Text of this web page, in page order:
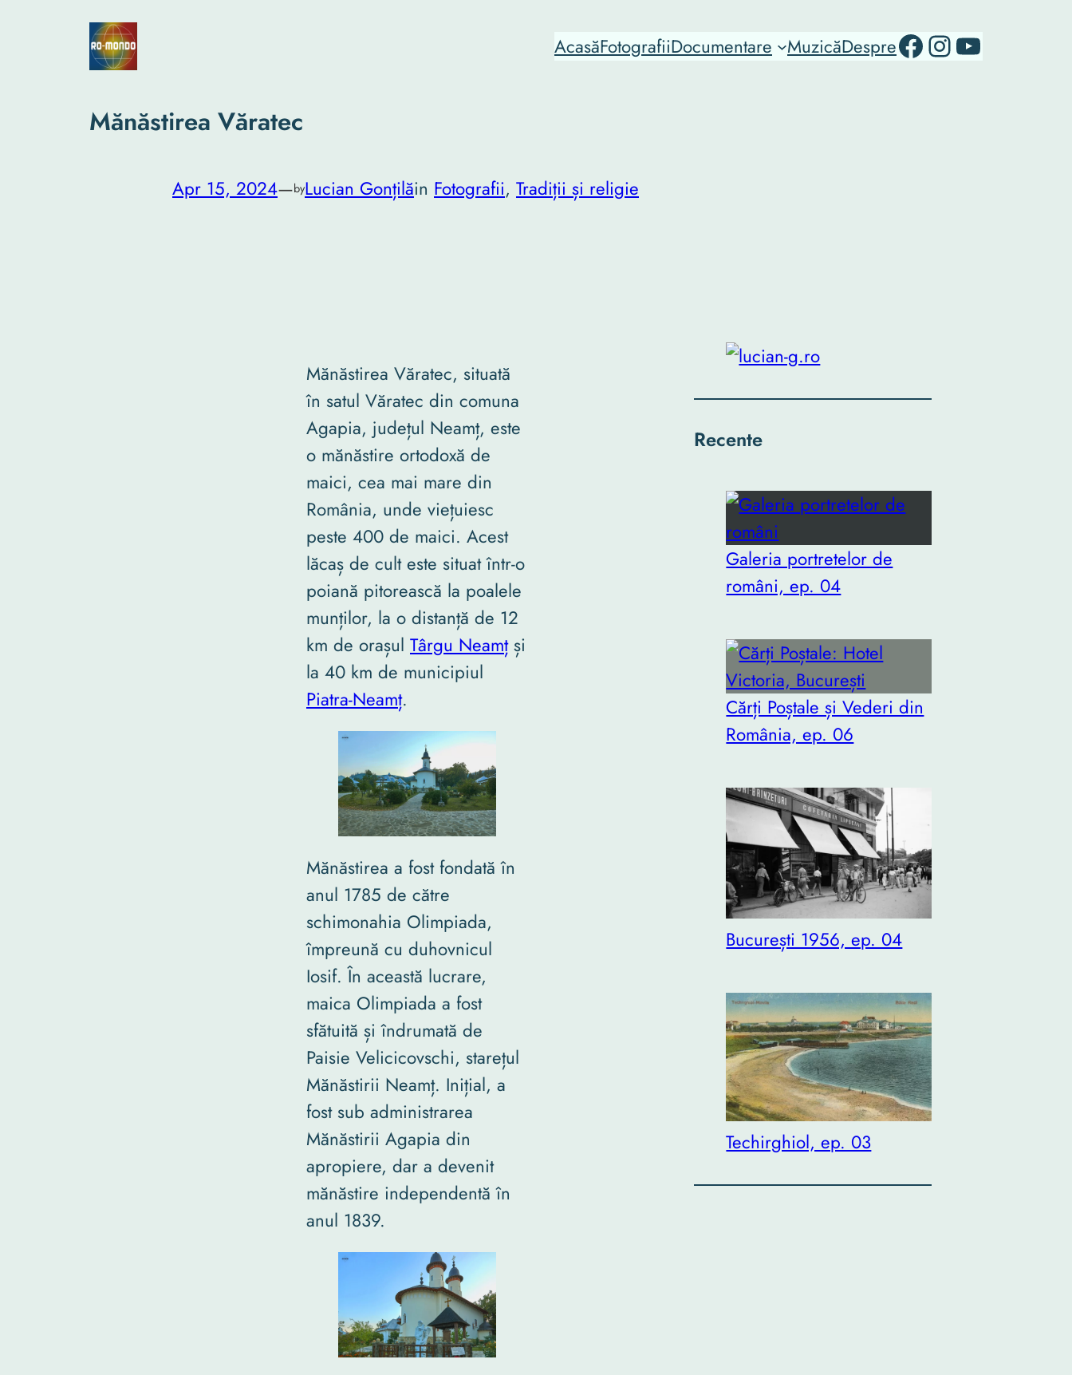
AcasăFotografiiDocumentare MuzicăDespreRO-mondo's Facebook page
RO-mondo's Instagram ProfileRO-mondo's Youtube channel
Mănăstirea Văratec
Apr 15, 2024—byLucian Gonțilăin Fotografii, Tradiții și religie
Mănăstirea Văratec, situată
în satul Văratec din comuna
Agapia, județul Neamț, este
o mănăstire ortodoxă de
maici, cea mai mare din
România, unde viețuiesc
peste 400 de maici. Acest
lăcaș de cult este situat într-o
poiană pitorească la poalele
munților, la o distanță de 12
km de orașul Târgu Neamțși
la 40 km de municipiul
Piatra-Neamț.
Mănăstirea a fost fondată în
anul 1785 de către
schimonahia Olimpiada,
împreună cu duhovnicul
Iosif. În această lucrare,
maica Olimpiada a fost
sfătuită și îndrumată de
Paisie Velicicovschi, starețul
Mănăstirii Neamț. Inițial, a
fost sub administrarea
Mănăstirii Agapia din
apropiere, dar a devenit
mănăstire independentă în
anul 1839.
Recente
Galeria portretelor de
români, ep. 04
Cărți Poștale și Vederi din
România, ep. 06
București 1956, ep. 04
Techirghiol, ep. 03